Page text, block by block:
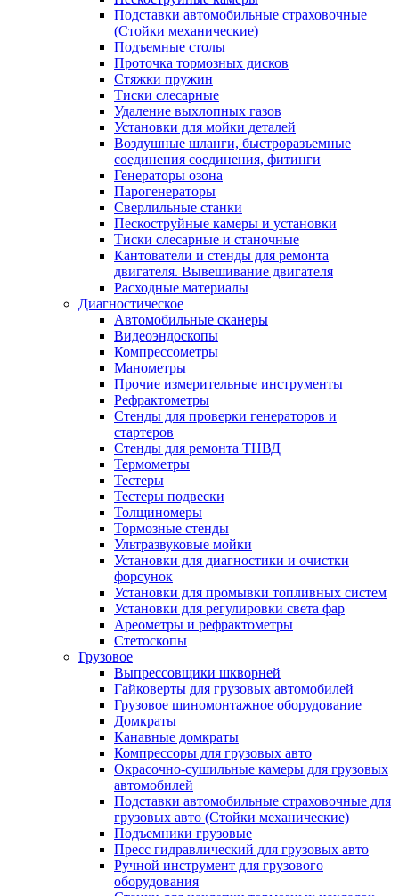
Подставки автомобильные страховочные
(Стойки механические)
Подъемные столы
Проточка тормозных дисков
Стяжки пружин
Тиски слесарные
Удаление выхлопных газов
Установки для мойки деталей
Воздушные шланги, быстроразъемные
соединения соединения, фитинги
Генераторы озона
Парогенераторы
Сверлильные станки
Пескоструйные камеры и установки
Тиски слесарные и станочные
Кантователи и стенды для ремонта
двигателя. Вывешивание двигателя
Расходные материалы
Диагностическое
Автомобильные сканеры
Видеоэндоскопы
Компрессометры
Манометры
Прочие измерительные инструменты
Рефрактометры
Стенды для проверки генераторов и
стартеров
Стенды для ремонта ТНВД
Термометры
Тестеры
Тестеры подвески
Толщиномеры
Тормозные стенды
Ультразвуковые мойки
Установки для диагностики и очистки
форсунок
Установки для промывки топливных систем
Установки для регулировки света фар
Ареометры и рефрактометры
Стетоскопы
Грузовое
Выпрессовщики шкворней
Гайковерты для грузовых автомобилей
Грузовое шиномонтажное оборудование
Домкраты
Канавные домкраты
Компрессоры для грузовых авто
Окрасочно-сушильные камеры для грузовых
автомобилей
Подставки автомобильные страховочные для
грузовых авто (Стойки механические)
Подъемники грузовые
Пресс гидравлический для грузовых авто
Ручной инструмент для грузового
оборудования